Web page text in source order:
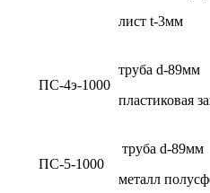
лист t-3мм
ПС-4э-1000
труба d-89мм
пластиковая
ПС-5-1000
труба d-89мм
металл